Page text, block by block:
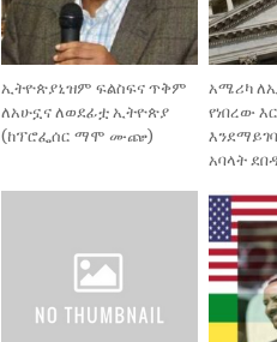
ኢትዮጵያኒዝም ፍልስፍና ጥቅም
ለአሁኗና ለወደፊቷ ኢትዮጵያ
(ከፕሮፌሰር ማሞ ሙጬ)
አሜሪካ
የነበረው
አባላት